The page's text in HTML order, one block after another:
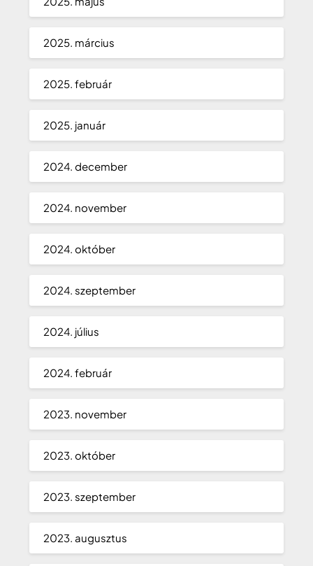
2025. március
2025. február
2025. január
2024. december
2024. november
2024. október
2024. szeptember
2024. július
2024. február
2023. november
2023. október
2023. szeptember
2023. augusztus